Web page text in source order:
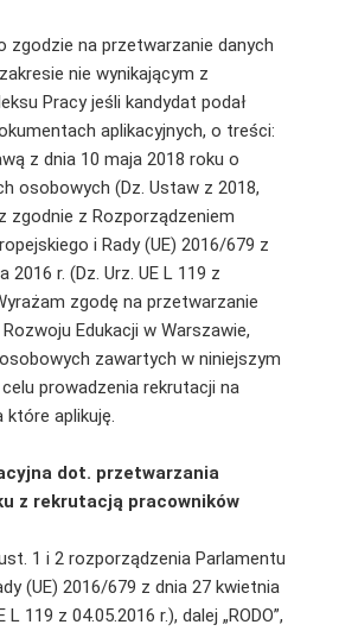
zgodzie na przetwarzanie danych
nie wynikającym z
Pracy jeśli kandydat podał
aplikacyjnych, o treści:
z dnia 10 maja 2018 roku o
osobowych (Dz. Ustaw z 2018,
zgodnie z Rozporządzeniem
i Rady (UE) 2016/679 z
2016 r. (Dz. Urz. UE L 119 z
zgodę na przetwarzanie
Edukacji w Warszawie,
zawartych w niniejszym
prowadzenia rekrutacji na
aplikuję.
dot. przetwarzania
z rekrutacją pracowników
1 i 2 rozporządzenia Parlamentu
(UE) 2016/679 z dnia 27 kwietnia
L 119 z 04.05.2016 r.), dalej „RODO”,